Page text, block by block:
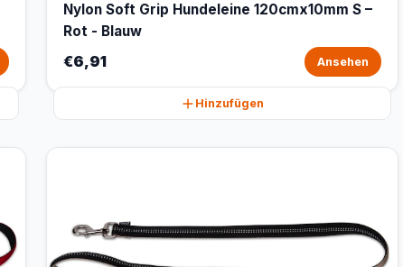
Nylon Soft Grip Hundeleine 120cmx10mm S –
Rot - Blauw
€6,91 Ansehen
Hinzufügen